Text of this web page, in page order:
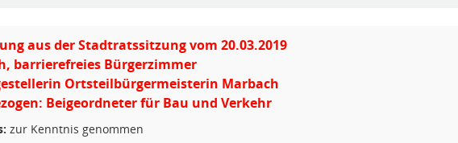
aus der Stadtratssitzung vom 20.03.2019
barrierefreies Bürgerzimmer
Ortsteilbürgermeisterin Marbach
Beigeordneter für Bau und Verkehr
zur Kenntnis genommen